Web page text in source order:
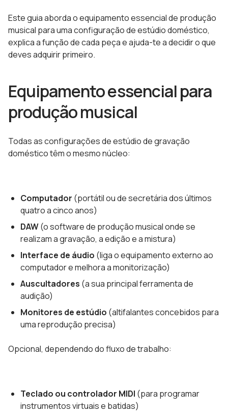
Este guia aborda o equipamento essencial de produção
musical para uma configuração de estúdio doméstico,
explica a função de cada peça e ajuda-te a decidir o que
deves adquirir primeiro.
Equipamento essencial para
produção musical
Todas as configurações de estúdio de gravação
doméstico têm o mesmo núcleo:
Computador (portátil ou de secretária dos últimos
quatro a cinco anos)
DAW(o software de produção musical onde se
realizam a gravação, a edição e a mistura)
Interface de áudio (liga o equipamento externo ao
computador e melhora a monitorização)
Auscultadores (a sua principal ferramenta de
audição)
Monitores de estúdio (altifalantes concebidos para
uma reprodução precisa)
Opcional, dependendo do fluxo de trabalho:
Teclado ou controlador MIDI (para programar
instrumentos virtuais e batidas)